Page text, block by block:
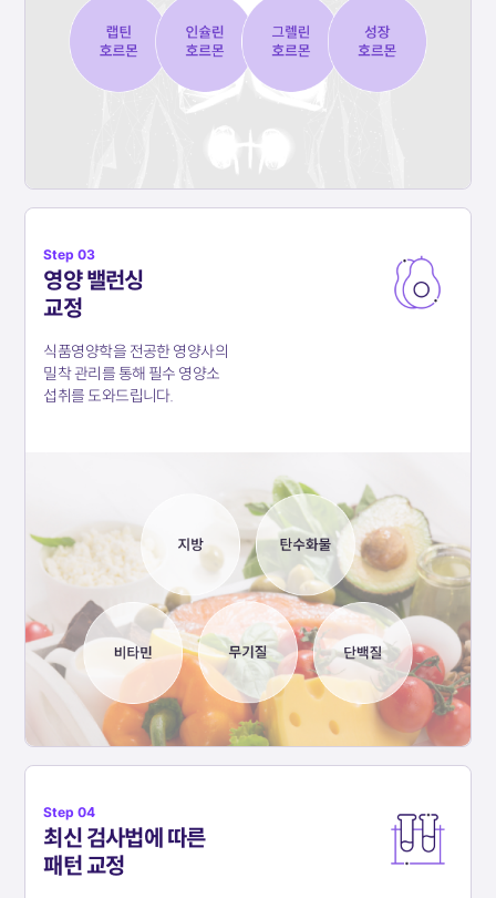
Step 03
영양 밸런싱
교정
식품영양학을 전공한 영양사의
밀착 관리를 통해 필수 영양소
섭취를 도와드립니다.
Step 04
최신 검사법에 따른
패턴 교정